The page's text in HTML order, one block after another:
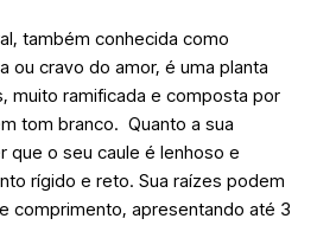
também conhecida como
ou cravo do amor, é uma planta
muito ramificada e composta por
tom branco. Quanto a sua
que o seu caule é lenhoso e
rígido e reto. Sua raízes podem
comprimento, apresentando até 3